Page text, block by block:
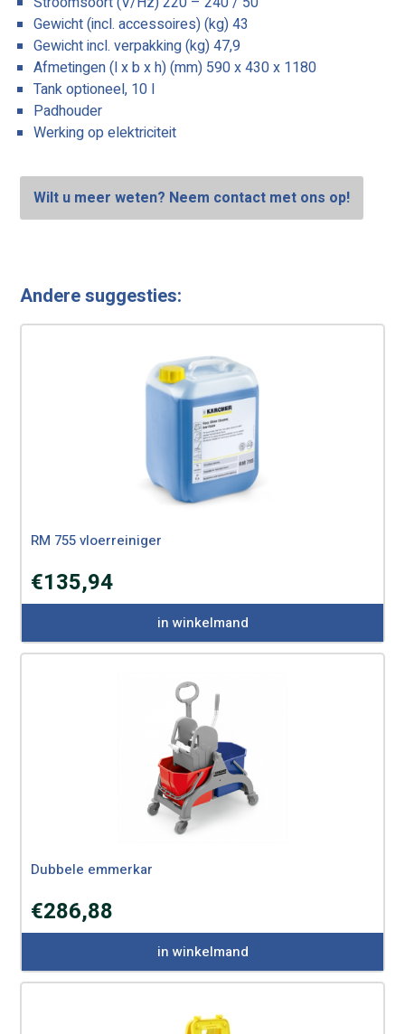
Gewicht (incl. accessoires) (kg) 43
Gewicht incl. verpakking (kg) 47,9
Afmetingen (l x b x h) (mm) 590 x 430 x 1180
Tank optioneel, 10 l
Padhouder
Werking op elektriciteit
Wilt u meer weten? Neem contact met ons op!
Andere suggesties:
RM 755 vloerreiniger
€135,94
in winkelmand
Dubbele emmerkar
€286,88
in winkelmand